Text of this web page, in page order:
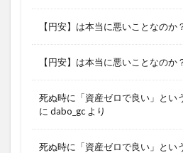
【円安】は本当に悪いことなのか
【円安】は本当に悪いことなのか
死ぬ時に「資産ゼロで良い」とい
に dabo_gc より
死ぬ時に「資産ゼロで良い」とい